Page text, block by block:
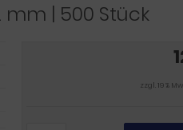
mm | 500 Stück
zzgl. 19 %